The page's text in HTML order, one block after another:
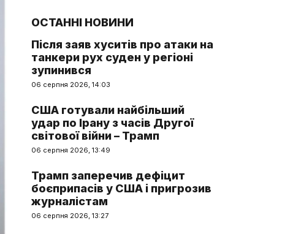
ОСТАННІ НОВИНИ
Після заяв хуситів про атаки на
танкери рух суден у регіоні
зупинився
06 серпня 2026, 14:03
США готували найбільший
удар по Ірану з часів Другої
світової війни – Трамп
06 серпня 2026, 13:49
Трамп заперечив дефіцит
боєприпасів у США і пригрозив
журналістам
06 серпня 2026, 13:27